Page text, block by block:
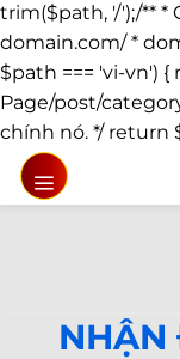
trim($path, '/');/** *
domain.com/ *
$path === 'vi-vn') {
Page/post/
chính nó. */ return
NHẬN